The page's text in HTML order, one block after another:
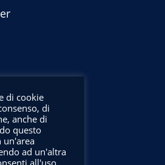
di cookie
di
anche di
questo
un'area
ad un'altra
all'uso